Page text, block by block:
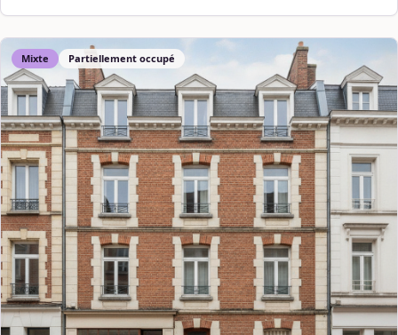
Mixte Partiellement occupé